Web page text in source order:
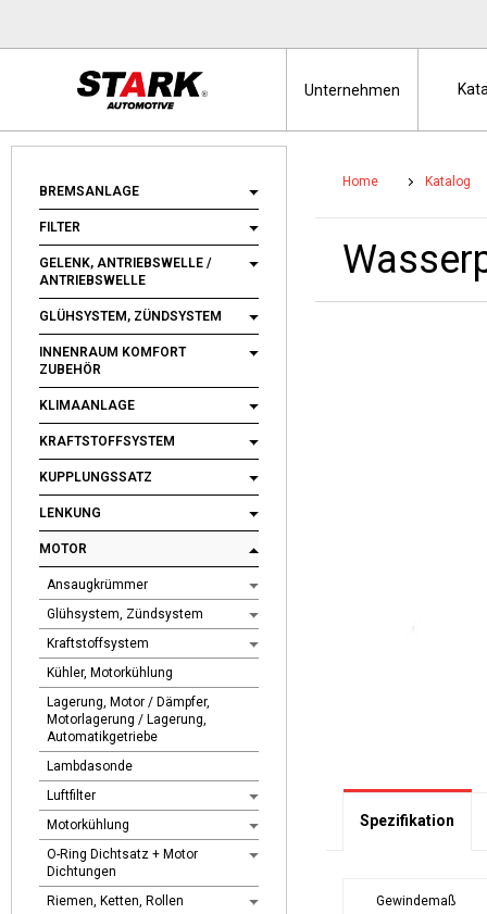
BREMSANLAGE
FILTER
GELENK, ANTRIEBSWELLE /
ANTRIEBSWELLE
GLÜHSYSTEM, ZÜNDSYSTEM
INNENRAUM KOMFORT
ZUBEHÖR
KLIMAANLAGE
KRAFTSTOFFSYSTEM
KUPPLUNGSSATZ
LENKUNG
MOTOR
Ansaugkrümmer
Glühsystem, Zündsystem
Kraftstoffsystem
Kühler, Motorkühlung
Lagerung, Motor / Dämpfer,
Motorlagerung / Lagerung,
Automatikgetriebe
Lambdasonde
Luftfilter
Motorkühlung
O-Ring Dichtsatz + Motor
Dichtungen
Riemen, Ketten, Rollen
Home Katalog
Spezifikation
Gewindemaß
Unternehmen